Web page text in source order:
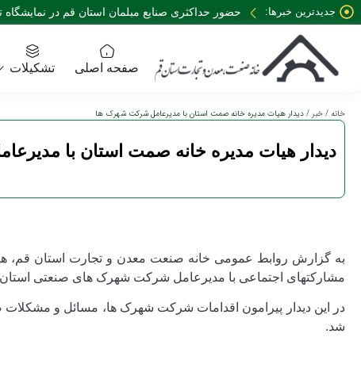
جدیدترین خبرها: حضور حداکثری صنایع مبلمان استان قم در نمایشگاه تخصصی 35 نمایشگاه صنعت
صفحه اصلی تشکیلات
خانه / خبر / دیدار هیات مدیره خانه صمت استان با مدیرعامل شرکت شهرک ها
دیدار هیات مدیره خانه صمت استان با
به گزارش روابط عمومی خانه صنعت معدن و تجارت استان قم،
مشارکتهای اجتماعی با مدیرعامل شرکت شهرک های صنعتی استان
در این دیدار پیرامون اقدامات شرکت شهرک ها، مسائل و
شد.